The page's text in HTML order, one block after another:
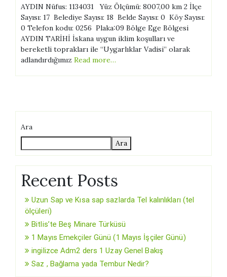
AYDIN Nüfus: 1134031 Yüz Ölçümü: 8007,00 km 2 İlçe
Sayısı: 17 Belediye Sayısı: 18 Belde Sayısı: 0 Köy Sayısı:
0 Telefon kodu: 0256 Plaka:09 Bölge Ege Bölgesi
AYDIN TARİHİ İskana uygun iklim koşulları ve
bereketli toprakları ile “Uygarlıklar Vadisi” olarak
adlandırdığımız Read more…
Ara
Ara
Recent Posts
Uzun Sap ve Kısa sap sazlarda Tel kalınlıkları (tel
ölçüleri)
Bitlis’te Beş Minare Türküsü
1 Mayıs Emekçiler Günü (1 Mayıs İşçiler Günü)
ingilizce Adm2 ders 1 Uzay Genel Bakış
Saz , Bağlama yada Tembur Nedir?